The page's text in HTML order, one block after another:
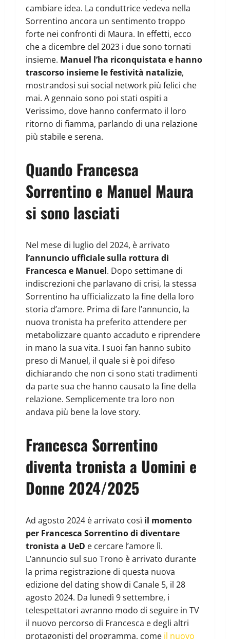
cambiare idea. La conduttrice vedeva nella
Sorrentino ancora un sentimento troppo
forte nei confronti di Maura. In effetti, ecco
che a dicembre del 2023 i due sono tornati
insieme. Manuel l’ha riconquistata e hanno
trascorso insieme le festività natalizie,
mostrandosi sui social network più felici che
mai. A gennaio sono poi stati ospiti a
Verissimo, dove hanno confermato il loro
ritorno di fiamma, parlando di una relazione
più stabile e serena.
Quando Francesca
Sorrentino e Manuel Maura
si sono lasciati
Nel mese di luglio del 2024, è arrivato
l’annuncio ufficiale sulla rottura di
Francesca e Manuel. Dopo settimane di
indiscrezioni che parlavano di crisi, la stessa
Sorrentino ha ufficializzato la fine della loro
storia d’amore. Prima di fare l’annuncio, la
nuova tronista ha preferito attendere per
metabolizzare quanto accaduto e riprendere
in mano la sua vita. I suoi fan hanno subito
preso di Manuel, il quale si è poi difeso
dichiarando che non ci sono stati tradimenti
da parte sua che hanno causato la fine della
relazione. Semplicemente tra loro non
andava più bene la love story.
Francesca Sorrentino
diventa tronista a Uomini e
Donne 2024/2025
Ad agosto 2024 è arrivato così il momento
per Francesca Sorrentino di diventare
tronista a UeD e cercare l’amore lì.
L’annuncio sul suo Trono è arrivato durante
la prima registrazione di questa nuova
edizione del dating show di Canale 5, il 28
agosto 2024. Da lunedì 9 settembre, i
telespettatori avranno modo di seguire in TV
il nuovo percorso di Francesca e degli altri
protagonisti del programma, come il nuovo